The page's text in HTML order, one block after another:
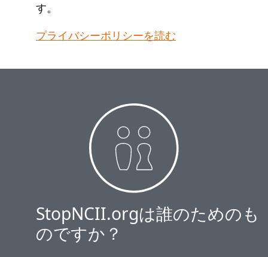
す。
プライバシーポリシーを読む
StopNCII.orgは誰のためのも
のですか？